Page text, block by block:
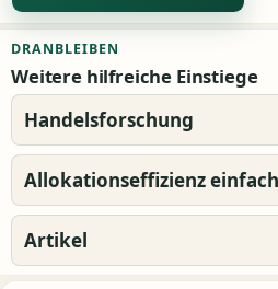
DRANBLEIBEN
Weitere hilfreiche Einstiege
Handelsforschung
Allokationseffizienz
Artikel